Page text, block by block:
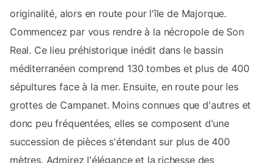
originalité, alors en route pour l'île de Majorque.
Commencez par vous rendre à la nécropole de Son
Real. Ce lieu préhistorique inédit dans le bassin
méditerranéen comprend 130 tombes et plus de 400
sépultures face à la mer. Ensuite, en route pour les
grottes de Campanet. Moins connues que d'autres et
donc peu fréquentées, elles se composent d'une
succession de pièces s'étendant sur plus de 400
mètres. Admirez l'élégance et la richesse des